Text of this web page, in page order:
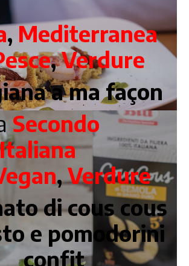
,Mediterranea
,Verdure
a ma façon
Secondo
Italiana
,Verdure
di cous cous
e pomodorini
confit